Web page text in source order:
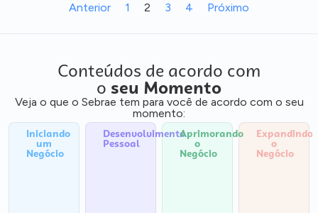
Anterior 1 2 3 4 Próximo
Conteúdos de acordo com
o seu Momento
Veja o que o Sebrae tem para você de acordo com o seu
momento:
Iniciando
um
Negócio
Desenvolvimento
Pessoal
Aprimorando
o
Negócio
Expandindo
o
Negócio